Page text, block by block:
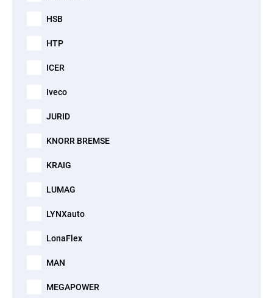
HSB
HTP
ICER
Iveco
JURID
KNORR BREMSE
KRAIG
LUMAG
LYNXauto
LonaFlex
MAN
MEGAPOWER